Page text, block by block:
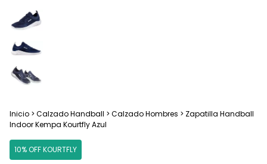
Inicio > Calzado Handball > Calzado Hombres > Zapatilla Handball
Indoor Kempa Kourtfly Azul
10% OFF KOURTFLY